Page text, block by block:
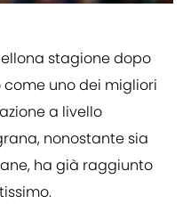
stagione dopo
uno dei migliori
a livello
nonostante sia
ha già raggiunto